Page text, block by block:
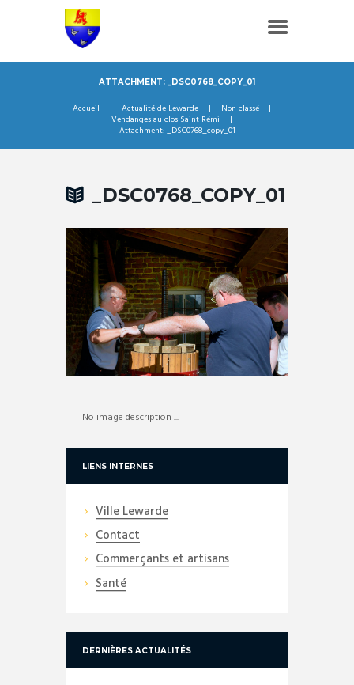
ATTACHMENT: _DSC0768_COPY_01
Accueil Actualité de Lewarde
Non classé
Vendanges au clos Saint Rémi
Attachment: _DSC0768_copy_01
_DSC0768_COPY_01
No image description ...
LIENS INTERNES
Ville Lewarde
Contact
Commerçants et artisans
Santé
DERNIÈRES ACTUALITÉS